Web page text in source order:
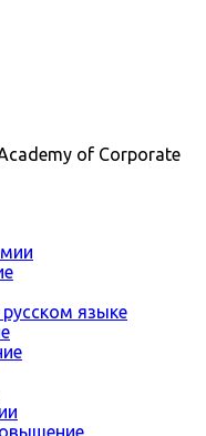
of Corporate
языке